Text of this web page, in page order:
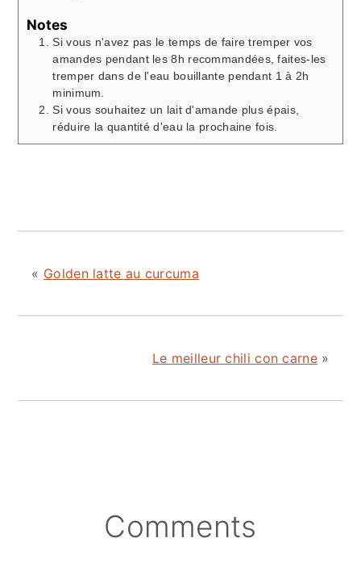
Notes
Si vous n'avez pas le temps de faire tremper vos
amandes pendant les 8h recommandées, faites-les
tremper dans de l'eau bouillante pendant 1 à 2h
minimum.
Si vous souhaitez un lait d'amande plus épais,
réduire la quantité d'eau la prochaine fois.
« Golden latte au curcuma
Le meilleur chili con carne »
Interactions
Comments